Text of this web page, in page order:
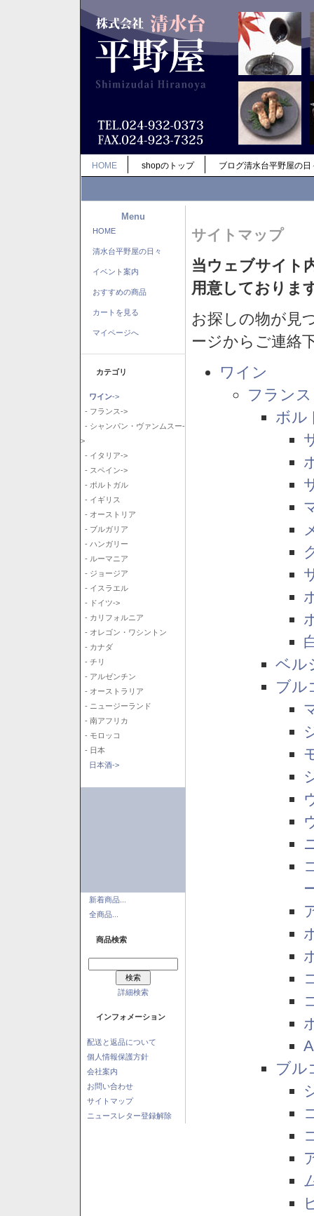
HOME shopのトップ ブログ清水台平野屋の日
Menu
HOME
清水台平野屋の日々
イベント案内
おすすめの商品
カートを見る
マイページへ
カテゴリ
ワイン->
- フランス->
- シャンパン・ヴァンムスー-
>
- イタリア->
- スペイン->
- ポルトガル
- イギリス
- オーストリア
- ブルガリア
- ハンガリー
- ルーマニア
- ジョージア
- イスラエル
- ドイツ->
- カリフォルニア
- オレゴン・ワシントン
- カナダ
- チリ
- アルゼンチン
- オーストラリア
- ニュージーランド
- 南アフリカ
- モロッコ
- 日本
日本酒->
新着商品...
全商品...
商品検索
詳細検索
インフォメーション
配送と返品について
個人情報保護方針
会社案内
お問い合わせ
サイトマップ
ニュースレター登録解除
サイトマップ
当ウェブサイト
用意しておりま
お探しの物が見
ージからご連絡
ワイン
フランス
ボル
ベル
ブル
ブル